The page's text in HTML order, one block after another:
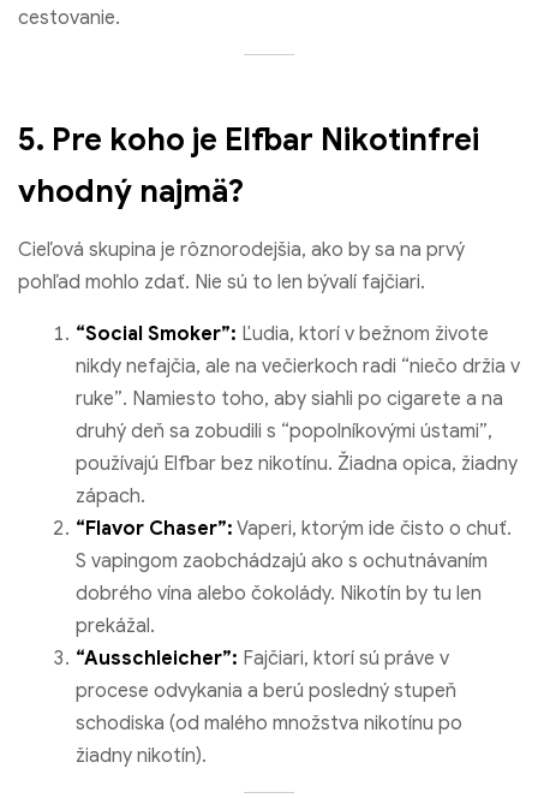
cestovanie.
5. Pre koho je Elfbar Nikotinfrei
vhodný najmä?
Cieľová skupina je rôznorodejšia, ako by sa na prvý
pohľad mohlo zdať. Nie sú to len bývalí fajčiari.
“Social Smoker”: Ľudia, ktorí v bežnom živote
nikdy nefajčia, ale na večierkoch radi “niečo držia v
ruke”. Namiesto toho, aby siahli po cigarete a na
druhý deň sa zobudili s “popolníkovými ústami”,
používajú Elfbar bez nikotínu. Žiadna opica, žiadny
zápach.
“Flavor Chaser”: Vaperi, ktorým ide čisto o chuť.
S vapingom zaobchádzajú ako s ochutnávaním
dobrého vína alebo čokolády. Nikotín by tu len
prekážal.
“Ausschleicher”: Fajčiari, ktorí sú práve v
procese odvykania a berú posledný stupeň
schodiska (od malého množstva nikotínu po
žiadny nikotín).